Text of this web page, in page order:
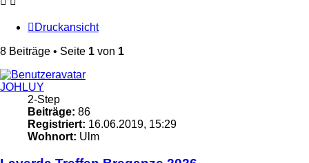
Druckansicht
8 Beiträge • Seite 1 von 1
JOHLUY
2-Step
Beiträge: 86
Registriert: 16.06.2019, 15:29
Wohnort: Ulm